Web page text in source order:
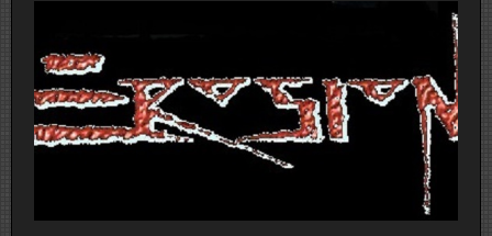
hangzik,
szinte
úgy,
mint
egy
demó.
Talán
éppen
ez
adja
a